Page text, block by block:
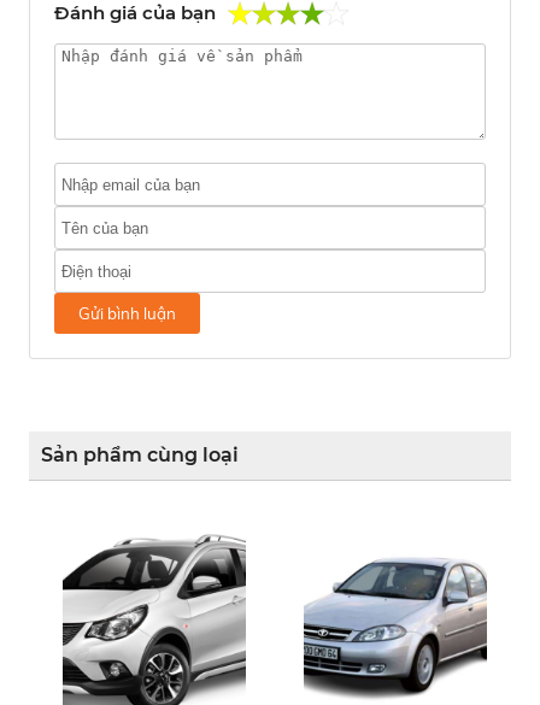
Đánh giá của bạn
Gửi bình luận
Sản phẩm cùng loại